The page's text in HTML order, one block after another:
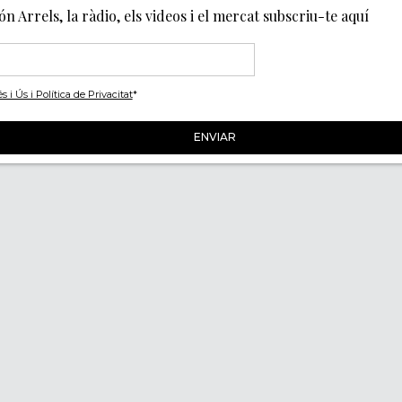
Arrels, la ràdio, els videos i el mercat subscriu-te aquí
i Ús i Política de Privacitat*